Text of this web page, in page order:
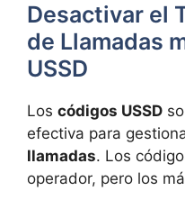
Desactivar el
de Llamadas
USSD
Los códigos USSD
efectiva para
llamadas. Los
operador, pero los